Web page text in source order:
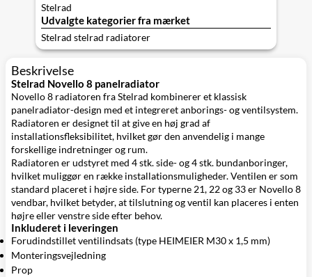
Stelrad
Udvalgte kategorier fra mærket
Stelrad stelrad radiatorer
Beskrivelse
Stelrad Novello 8 panelradiator
Novello 8 radiatoren fra Stelrad kombinerer et klassisk
panelradiator-design med et integreret anborings- og ventilsystem.
Radiatoren er designet til at give en høj grad af
installationsfleksibilitet, hvilket gør den anvendelig i mange
forskellige indretninger og rum.
Radiatoren er udstyret med 4 stk. side- og 4 stk. bundanboringer,
hvilket muliggør en række installationsmuligheder. Ventilen er som
standard placeret i højre side. For typerne 21, 22 og 33 er Novello 8
vendbar, hvilket betyder, at tilslutning og ventil kan placeres i enten
højre eller venstre side efter behov.
Inkluderet i leveringen
Forudindstillet ventilindsats (type HEIMEIER M30 x 1,5 mm)
Monteringsvejledning
Prop